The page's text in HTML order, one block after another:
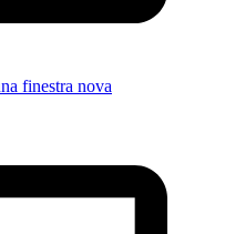
finestra nova